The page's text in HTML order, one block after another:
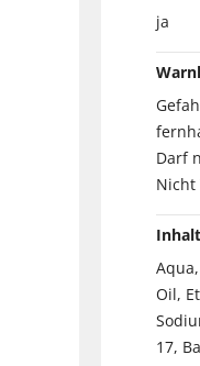
ja
Darf
Nicht
Oil,
17,